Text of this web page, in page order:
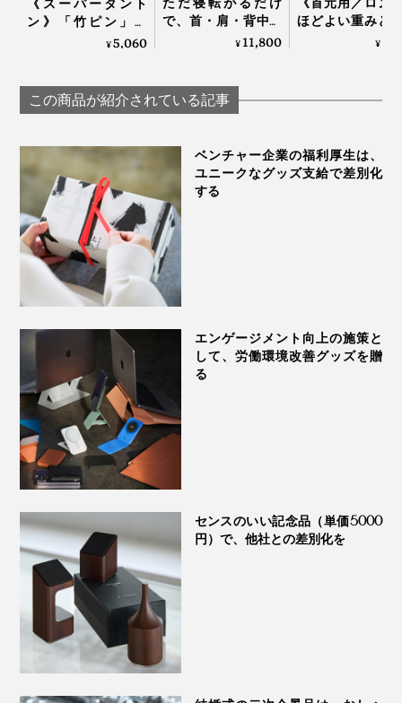
ています。
本品を使用後、すぐに測定した結果です。
試験者は本品の使用だけでなく、日頃の適度な運動・ストレッチを実施しています。
プロのおすすめコメントと詳しい使い方はこちら＞
《スーパータント
ン》「竹ピン」と
「しなり」で、心地
ンエア｜スーパータ
ントン
¥5,060
で、首・肩・背中・
腰のガチガチ筋肉が
圧らくだ
¥11,800
ほどよい重みと
で、じんわり気
INATURA イナチ
¥
この商品が紹介されている記事
ベンチャー企業の福利厚生は、
ユニークなグッズ支給で差別化
する
エンゲージメント向上の施策と
して、労働環境改善グッズを贈
る
センスのいい記念品（単価5000
円）で、他社との差別化を